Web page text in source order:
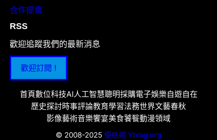
合作提案
RSS
歡迎追蹤我們的最新消息
歡迎訂閱 !
首頁數位科技AI人工智慧聰明採購電子娛樂自遊自在
歷史探討時事評論教育學習法務世界文藝春秋
影像藝術音樂饗宴美食饕餮動漫領域
© 2008-2025 優格網 Yblog.org